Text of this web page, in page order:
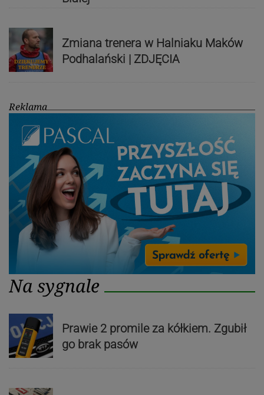
Zmiana trenera w Halniaku Maków
Podhalański | ZDJĘCIA
Reklama
Na sygnale
Prawie 2 promile za kółkiem. Zgubił
go brak pasów